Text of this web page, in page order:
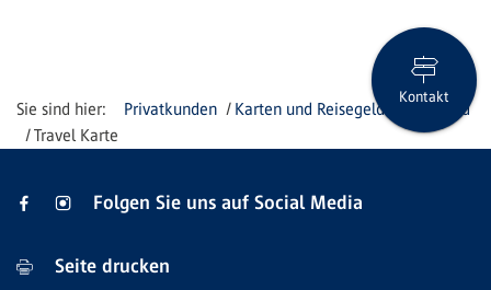
Privatkunden Karten und Reisegeld
Reisegeld
Travel Karte
Kontakt
Folgen Sie uns auf Social Media
Seite drucken